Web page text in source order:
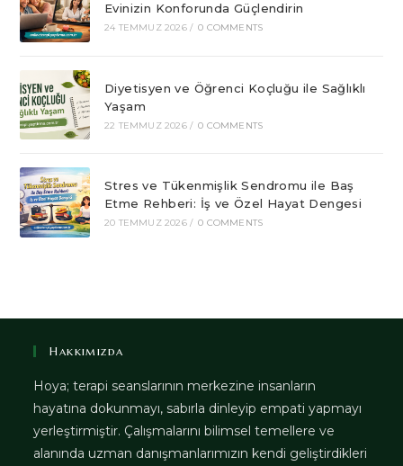
Evinizin Konforunda Güçlendirin
24 TEMMUZ 2026 / 0 COMMENTS
Diyetisyen ve Öğrenci Koçluğu ile Sağlıklı
Yaşam
22 TEMMUZ 2026 / 0 COMMENTS
Stres ve Tükenmişlik Sendromu ile Baş
Etme Rehberi: İş ve Özel Hayat Dengesi
20 TEMMUZ 2026 / 0 COMMENTS
Hakkımızda
Hoya; terapi seanslarının merkezine insanların
hayatına dokunmayı, sabırla dinleyip empati yapmayı
yerleştirmiştir. Çalışmalarını bilimsel temellere ve
alanında uzman danışmanlarımızın kendi geliştirdikleri